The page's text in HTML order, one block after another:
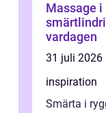
Massage i
vardagen
31 juli 2026
inspiration
Smärta i